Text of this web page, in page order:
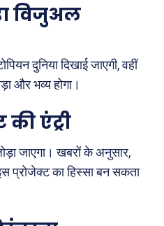
विजुअल
दुनिया दिखाई जाएगी, वहीं
और भव्य होगा।
एंट्री
जाएगा। खबरों के अनुसार,
प्रोजेक्ट का हिस्सा बन सकता